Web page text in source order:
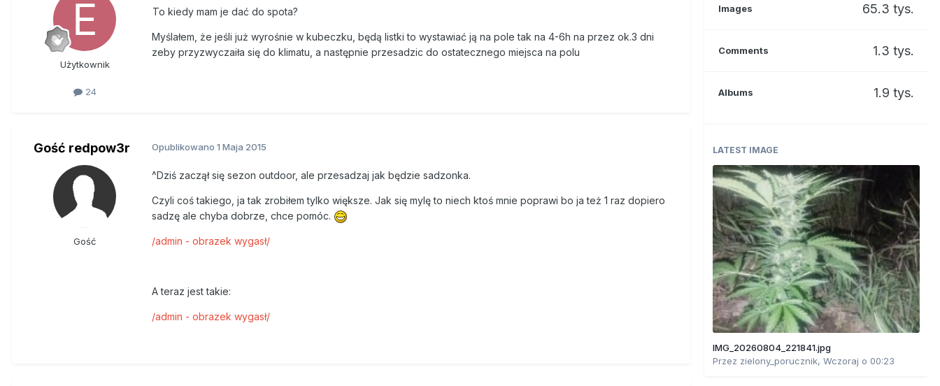
Użytkownik
24
To kiedy mam je dać do spota?
Myślałem, że jeśli już wyrośnie w kubeczku, będą listki to wystawiać ją na pole tak na 4-6h na przez ok.3 dni
zeby przyzwyczaiła się do klimatu, a następnie przesadzic do ostatecznego miejsca na polu
Gość redpow3r
Gość
Opublikowano 1 Maja 2015
^Dziś zaczął się sezon outdoor, ale przesadzaj jak będzie sadzonka.
Czyli coś takiego, ja tak zrobiłem tylko większe. Jak się mylę to niech ktoś mnie poprawi bo ja też 1 raz dopiero
sadzę ale chyba dobrze, chce pomóc.
/admin - obrazek wygasł/
A teraz jest takie:
/admin - obrazek wygasł/
Images 65.3 tys.
Comments 1.3 tys.
Albums 1.9 tys.
LATEST IMAGE
IMG_20260804_221841.jpg
Przez zielony_porucznik, Wczoraj o 00:23